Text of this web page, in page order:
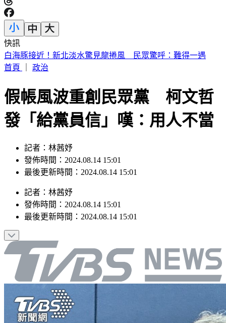
快訊
白海豚接近！新北淡水驚見龍捲風 民眾驚呼：難得一遇
首頁
政治
假帳風波重創民眾黨 柯文哲
發「給黨員信」嘆：用人不當
記者：林茜妤
發佈時間：2024.08.14 15:01
最後更新時間：2024.08.14 15:01
記者 ： 林茜妤
發佈時間： 2024.08.14 15:01
最後更新時間： 2024.08.14 15:01